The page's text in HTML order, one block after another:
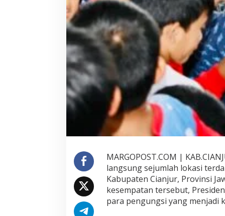
i
d
i
a
n
j
u
r
MARGOPOST.COM |
langsung sejumlah lokasi
Kabupaten Cianjur, Provinsi
kesempatan tersebut,
para pengungsi yang menjadi